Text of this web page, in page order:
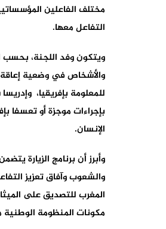
مختلف الفاعلين
التفاعل معها.
ويتكون وفد اللجنة،
والأشخاص في وضعية إعاقة
للمعلومة بإفريقيا،
بإجراءات موجزة أو تعسفا
الإنسان.
وأبرز أن برنامج الزيارة
والشعوب وآفاق تعزيز
المغرب للتصديق على
مكونات المنظومة الوطنية